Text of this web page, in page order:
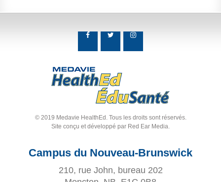
© 2019 Medavie HealthEd. Tous les droits sont réservés.
Site conçu et développé par Red Ear Media.
Campus du Nouveau-Brunswick
210, rue John, bureau 202